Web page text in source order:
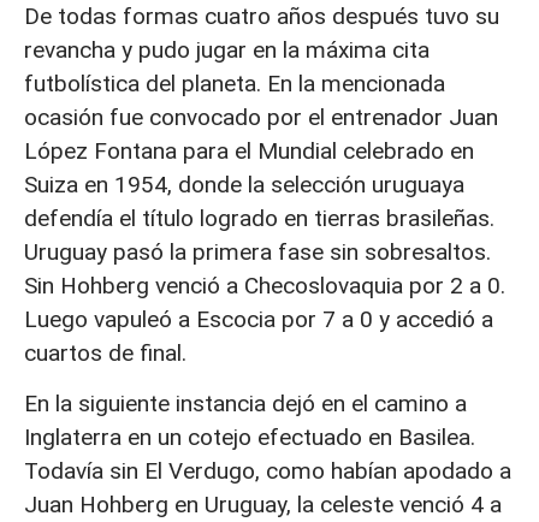
De todas formas cuatro años después tuvo su
revancha y pudo jugar en la máxima cita
futbolística del planeta. En la mencionada
ocasión fue convocado por el entrenador Juan
López Fontana para el Mundial celebrado en
Suiza en 1954, donde la selección uruguaya
defendía el título logrado en tierras brasileñas.
Uruguay pasó la primera fase sin sobresaltos.
Sin Hohberg venció a Checoslovaquia por 2 a 0.
Luego vapuleó a Escocia por 7 a 0 y accedió a
cuartos de final.
En la siguiente instancia dejó en el camino a
Inglaterra en un cotejo efectuado en Basilea.
Todavía sin El Verdugo, como habían apodado a
Juan Hohberg en Uruguay, la celeste venció 4 a